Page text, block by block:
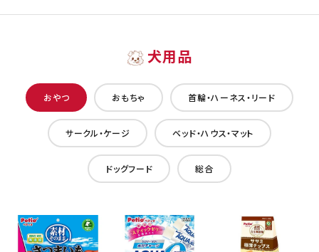
犬用品
おやつ おもちゃ 首輪・ハーネス・リード
サークル・ケージ ベッド・ハウス・マット
ドッグフード 総合